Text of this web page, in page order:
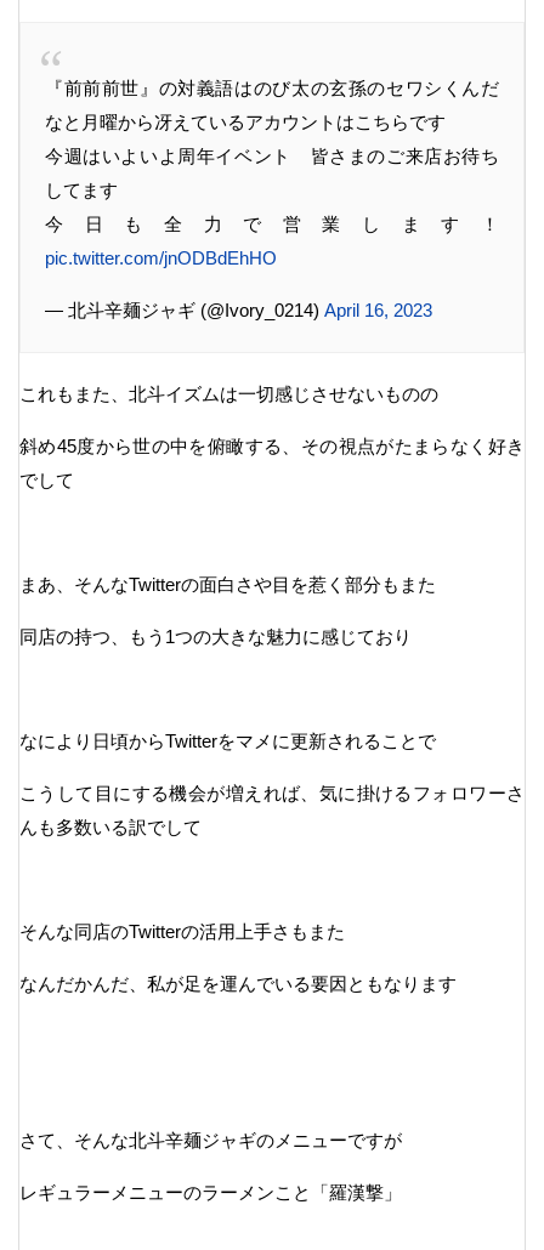
『前前前世』の対義語はのび太の玄孫のセワシくんだ
なと月曜から冴えているアカウントはこちらです
今週はいよいよ周年イベント 皆さまのご来店お待ち
してます
今日も全力で営業します！
pic.twitter.com/jnODBdEhHO
— 北斗辛麺ジャギ (@Ivory_0214) April 16, 2023
これもまた、北斗イズムは一切感じさせないものの
斜め45度から世の中を俯瞰する、その視点がたまらなく好き
でして
まあ、そんなTwitterの面白さや目を惹く部分もまた
同店の持つ、もう1つの大きな魅力に感じており
なにより日頃からTwitterをマメに更新されることで
こうして目にする機会が増えれば、気に掛けるフォロワーさ
んも多数いる訳でして
そんな同店のTwitterの活用上手さもまた
なんだかんだ、私が足を運んでいる要因ともなります
さて、そんな北斗辛麺ジャギのメニューですが
レギュラーメニューのラーメンこと「羅漢撃」